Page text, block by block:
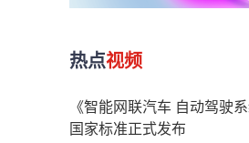
热点视频
《智能网联汽车 自动驾驶
国家标准正式发布